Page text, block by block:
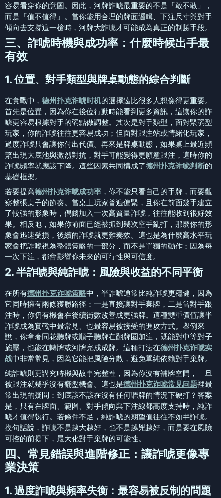
容易看穿你的意圖。因此，河牌詐唬最重要的不是「敢不敢」，
而是「值不值得」。當你能用合理的牌面邏輯、下注尺寸與對手
傾向去支撐這一槍時，河牌大詐唬才可能成為真正的制勝手段。
三、詐唬時機與成功率：什麼時候出手最
有效
1. 位置、對手類型與牌桌動態的綜合判斷
在實戰中， 德州扑克诈唬时机的選擇遠比很多人想像得更重要。
首先是位置，因為你在後位行動時能看到更多資訊，這讓你的詐
唬更容易根據對手的弱點做調整。其次是對手類型，面對緊弱型
玩家，你的詐唬往往更容易成功；但面對跟注站或情緒化玩家，
過度詐唬只會讓你付出代價。再來是牌桌動態，如果桌上最近頻
繁出現大底池與激烈對抗，對手可能變得更願意跟注，這時你的
詐唬頻率就應該下降。這些因素共同構成了德州扑克诈唬判断的
基礎框架。
若要提高德州扑克诈唬成功率 ，你不能只看自己的手牌，而要觀
察整張桌子的節奏。當桌上玩家普遍偏緊，且你在前面幾手建立
了較強的形象時，偶爾加入一次高質量詐唬，往往能收到很好效
果。相反地，如果你前面已經被抓到幾次空手亂打，那麼你的形
象會迅速受損，後續的詐唬就更難奏效。這也是為什麼高水平玩
家會把詐唬視為整體策略的一部分，而不是單獨的動作；因為每
一次下注，都會影響你未來的可行性與可信度。
2. 半詐唬與純詐唬：風險與收益的不同平衡
在所有德州扑克诈唬策略中，半詐唬通常比純詐唬更穩健，因為
它同時擁有兩條獲勝路徑：一是直接讓對手棄牌，二是當對手跟
注時，你仍有機會在後續街數改善成更強牌。這種雙重價值讓半
詐唬成為實戰中最常見、也最容易被接受的進攻方式。舉例來
說，你拿著同花聽牌或順子聽牌在翻牌圈加注，既能對中等對子
施壓，也能在轉牌或河牌完成成牌。這種打法在德州扑克诈唬实
战中非常常見，因為它能把風險分散，避免單純依賴對手棄牌。
純詐唬則更講究時機與故事完整性，因為你沒有補牌空間，一旦
被跟注就幾乎沒有翻盤機會。這也是德州扑克诈唬常见问题裡最
常出現的疑問：到底該不該在沒有任何聽牌的情況下硬打？答案
是，只有在牌面、範圍、對手傾向與下注線都高度支持時，純詐
唬才值得執行。若條件不足，純詐唬的期望值往往不如半詐唬。
換句話說，詐唬不是越大越好，也不是越兇越好，而是要在風險
可控的前提下，最大化對手棄牌的可能性。
四、常見錯誤與進階修正：讓詐唬更像專
業決策
1. 過度詐唬與頻率失衡：最容易被反制的問題